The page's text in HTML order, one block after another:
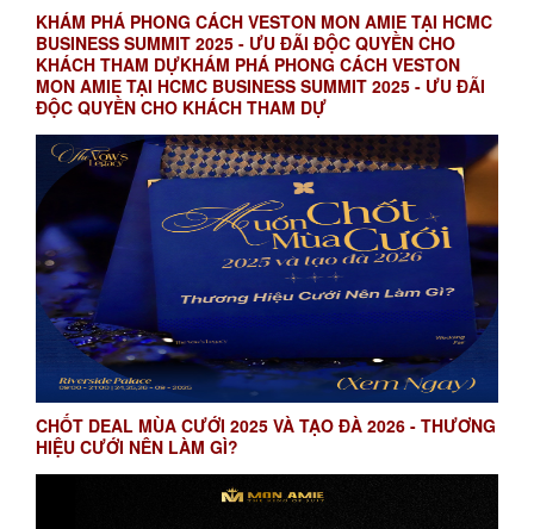
KHÁM PHÁ PHONG CÁCH VESTON MON AMIE TẠI HCMC
BUSINESS SUMMIT 2025 - ƯU ĐÃI ĐỘC QUYỀN CHO
KHÁCH THAM DỰKHÁM PHÁ PHONG CÁCH VESTON
MON AMIE TẠI HCMC BUSINESS SUMMIT 2025 - ƯU ĐÃI
ĐỘC QUYỀN CHO KHÁCH THAM DỰ
CHỐT DEAL MÙA CƯỚI 2025 VÀ TẠO ĐÀ 2026 - THƯƠNG
HIỆU CƯỚI NÊN LÀM GÌ?